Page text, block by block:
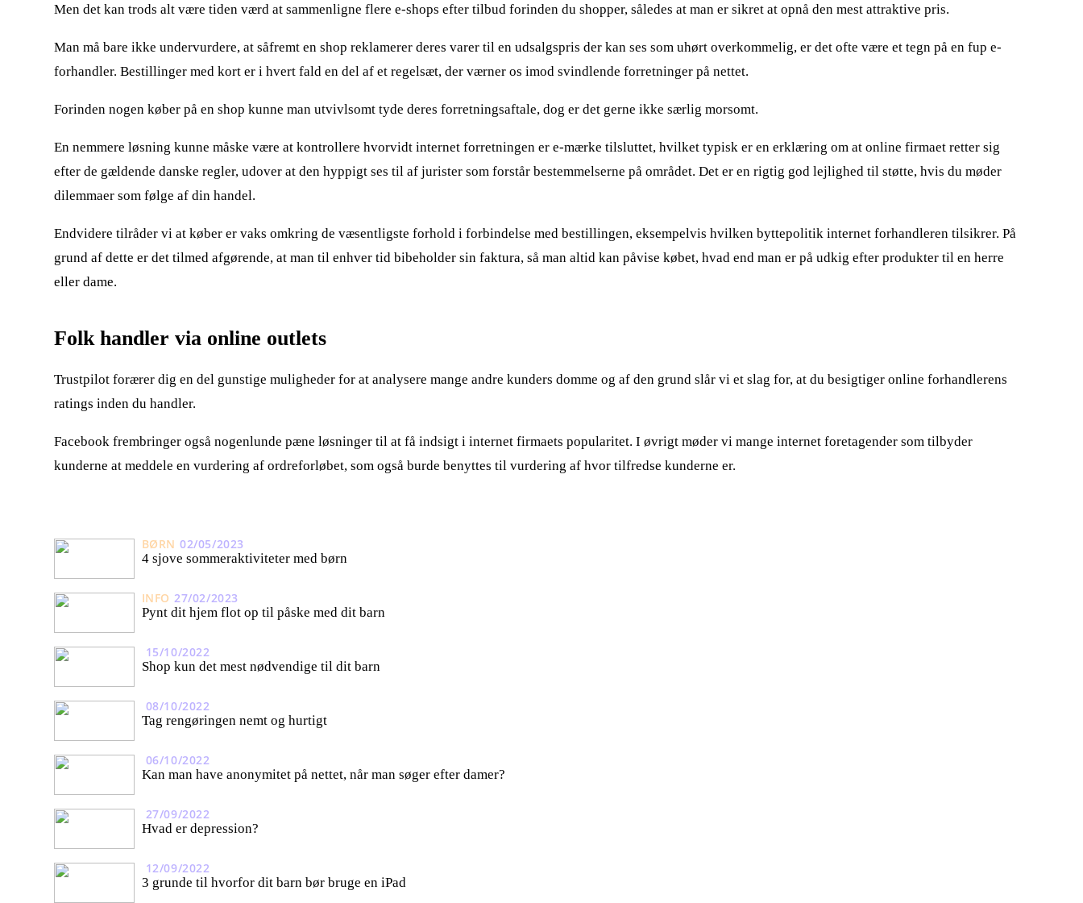
Men det kan trods alt være tiden værd at sammenligne flere e-shops efter tilbud forinden du shopper, således at man er sikret at opnå den mest attraktive pris.
Man må bare ikke undervurdere, at såfremt en shop reklamerer deres varer til en udsalgspris der kan ses som uhørt overkommelig, er det ofte være et tegn på en fup e-
forhandler. Bestillinger med kort er i hvert fald en del af et regelsæt, der værner os imod svindlende forretninger på nettet.
Forinden nogen køber på en shop kunne man utvivlsomt tyde deres forretningsaftale, dog er det gerne ikke særlig morsomt.
En nemmere løsning kunne måske være at kontrollere hvorvidt internet forretningen er e-mærke tilsluttet, hvilket typisk er en erklæring om at online firmaet retter sig
efter de gældende danske regler, udover at den hyppigt ses til af jurister som forstår bestemmelserne på området. Det er en rigtig god lejlighed til støtte, hvis du møder
dilemmaer som følge af din handel.
Endvidere tilråder vi at køber er vaks omkring de væsentligste forhold i forbindelse med bestillingen, eksempelvis hvilken byttepolitik internet forhandleren tilsikrer. På
grund af dette er det tilmed afgørende, at man til enhver tid bibeholder sin faktura, så man altid kan påvise købet, hvad end man er på udkig efter produkter til en herre
eller dame.
Folk handler via online outlets
Trustpilot forærer dig en del gunstige muligheder for at analysere mange andre kunders domme og af den grund slår vi et slag for, at du besigtiger online forhandlerens
ratings inden du handler.
Facebook frembringer også nogenlunde pæne løsninger til at få indsigt i internet firmaets popularitet. I øvrigt møder vi mange internet foretagender som tilbyder
kunderne at meddele en vurdering af ordreforløbet, som også burde benyttes til vurdering af hvor tilfredse kunderne er.
BØRN 02/05/2023
4 sjove sommeraktiviteter med børn
INFO 27/02/2023
Pynt dit hjem flot op til påske med dit barn
15/10/2022
Shop kun det mest nødvendige til dit barn
08/10/2022
Tag rengøringen nemt og hurtigt
06/10/2022
Kan man have anonymitet på nettet, når man søger efter damer?
27/09/2022
Hvad er depression?
12/09/2022
3 grunde til hvorfor dit barn bør bruge en iPad